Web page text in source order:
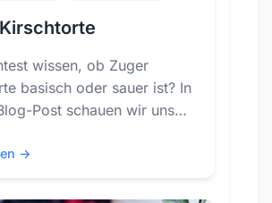
wissen, ob Zuger
basisch oder sauer ist? In
Post schauen wir uns
wie
→